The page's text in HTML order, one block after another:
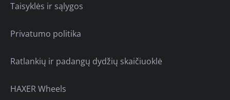
Taisyklės ir sąlygos
Privatumo politika
Ratlankių ir padangų dydžių skaičiuoklė
HAXER Wheels